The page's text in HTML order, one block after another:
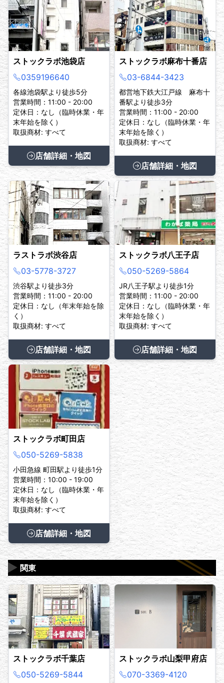
ストックラボ池袋店
0359196640
各線池袋駅より徒歩5分
営業時間：11:00 - 20:00
定休日：なし（臨時休業・年
末年始を除く）
取扱商材: すべて
店舗詳細・地図
ストックラボ麻布十番店
03-6844-3423
都営地下鉄大江戸線 麻布十
番駅より徒歩3分
営業時間：11:00 - 20:00
定休日：なし（臨時休業・年
末年始を除く）
取扱商材: すべて
店舗詳細・地図
ラストラボ渋谷店
03-5778-3727
渋谷駅より徒歩3分
営業時間：11:00 - 20:00
定休日：なし（年末年始を除
く）
取扱商材: すべて
店舗詳細・地図
ストックラボ八王子店
050-5269-5864
JR八王子駅より徒歩1分
営業時間：11:00 - 20:00
定休日：なし（臨時休業・年
末年始を除く）
取扱商材: すべて
店舗詳細・地図
ストックラボ町田店
050-5269-5838
小田急線 町田駅より徒歩1分
営業時間：10:00 - 19:00
定休日：なし（臨時休業・年
末年始を除く）
取扱商材: すべて
店舗詳細・地図
関東
▶
ストックラボ千葉店
050-5269-5844
ストックラボ山梨甲府店
070-3369-4120